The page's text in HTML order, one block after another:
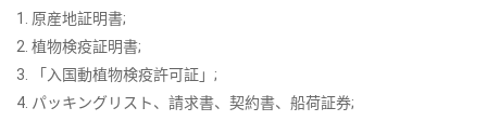
1. 原産地証明書;
2. 植物検疫証明書;
3. 「入国動植物検疫許可証」;
4. パッキングリスト、請求書、契約書、船荷証券;